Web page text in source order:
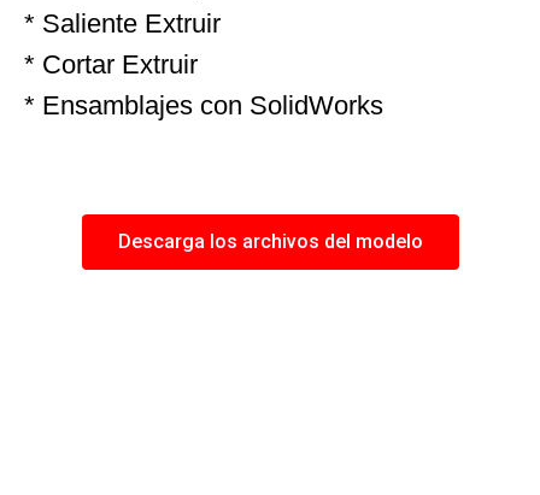
* Saliente Extruir
* Cortar Extruir
* Ensamblajes con SolidWorks
Descarga los archivos del modelo